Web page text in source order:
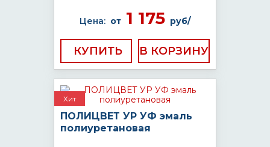
Цена: от 1 175 руб/
КУПИТЬ
Хит
ПОЛИЦВЕТ УР УФ эмаль
полиуретановая